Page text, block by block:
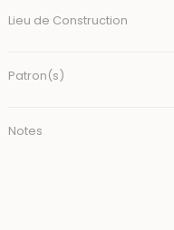
Lieu de Construction
Patron(s)
Notes